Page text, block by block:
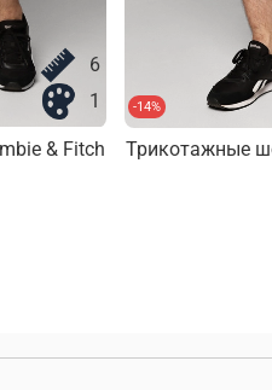
6
1
& Fitch
-14%
Трикотажные